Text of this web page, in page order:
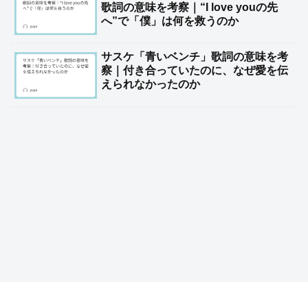
歌詞の意味を考察｜“I love youの先
へ”で「僕」は何を救うのか
サスケ「青いベンチ」歌詞の意味を考
察｜付き合っていたのに、なぜ愛を伝
えられなかったのか